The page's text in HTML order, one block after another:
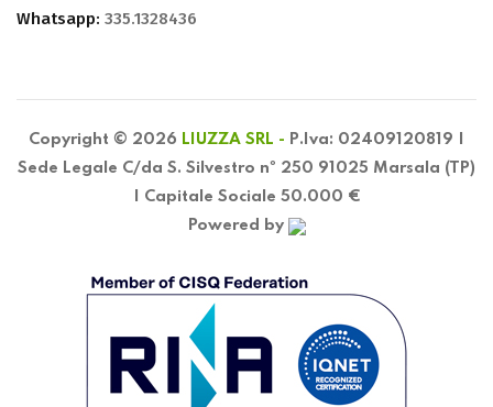
Whatsapp: 335.1328436
Copyright © 2026 LIUZZA SRL - P.Iva: 02409120819 |
Sede Legale C/da S. Silvestro nº 250 91025 Marsala (TP)
| Capitale Sociale 50.000 €
Powered by